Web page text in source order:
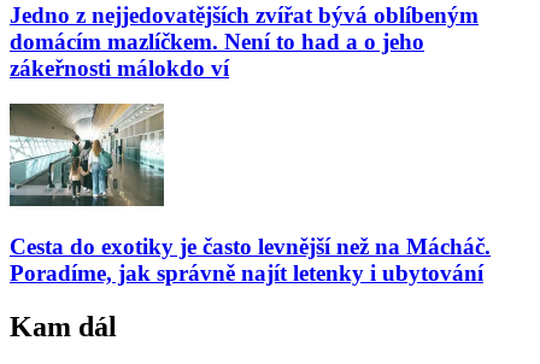
Jedno z nejjedovatějších zvířat bývá oblíbeným
domácím mazlíčkem. Není to had a o jeho
zákeřnosti málokdo ví
Cesta do exotiky je často levnější než na Mácháč.
Poradíme, jak správně najít letenky i ubytování
Kam dál